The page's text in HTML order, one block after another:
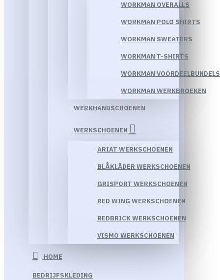
WORKMAN OVERALLS
WORKMAN POLO SHIRTS
WORKMAN SWEATERS
WORKMAN T-SHIRTS
WORKMAN VOORDEELBUNDELS
WORKMAN WERKBROEKEN
WERKHANDSCHOENEN
WERKSCHOENEN
ARIAT WERKSCHOENEN
BLÅKLÄDER WERKSCHOENEN
GRISPORT WERKSCHOENEN
RED WING WERKSCHOENEN
REDBRICK WERKSCHOENEN
VISMO WERKSCHOENEN
HOME
BEDRIJFSKLEDING